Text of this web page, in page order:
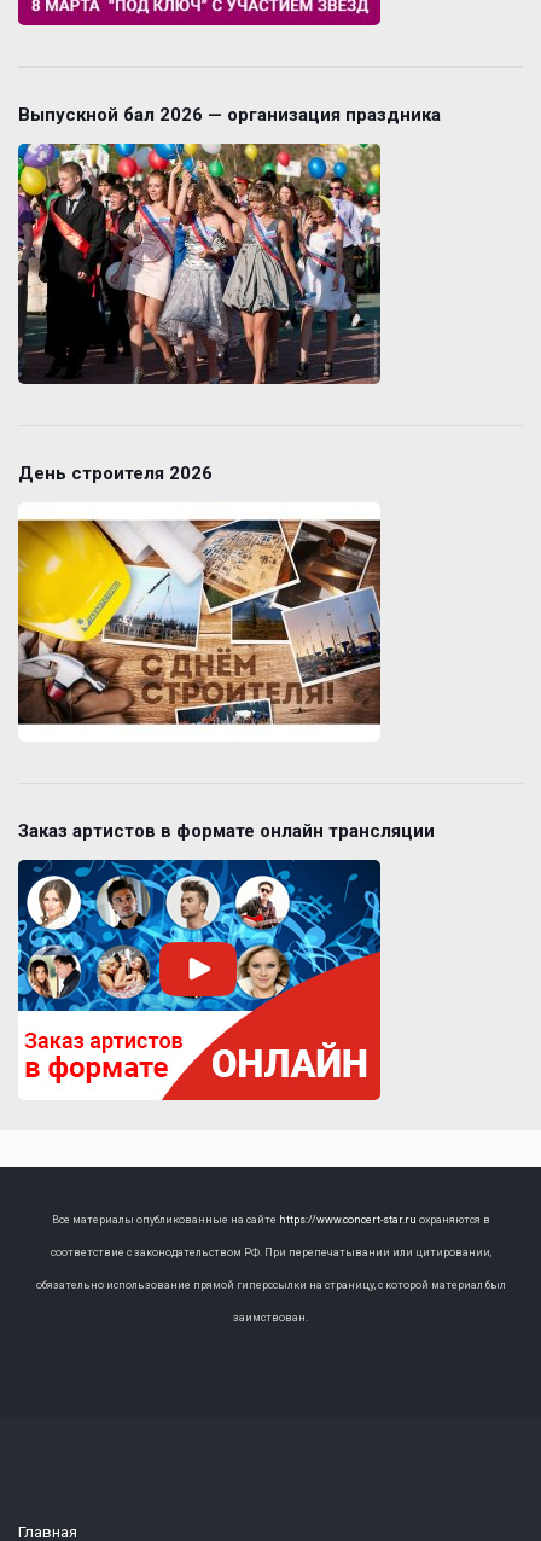
Выпускной бал 2026 — организация праздника
День строителя 2026
Заказ артистов в формате онлайн трансляции
Все материалы опубликованные на сайте https://www.concert-star.ru охраняются в
соответствие с законодательством РФ. При перепечатывании или цитировании,
обязательно использование прямой гиперссылки на страницу, с которой материал был
заимствован.
Главная